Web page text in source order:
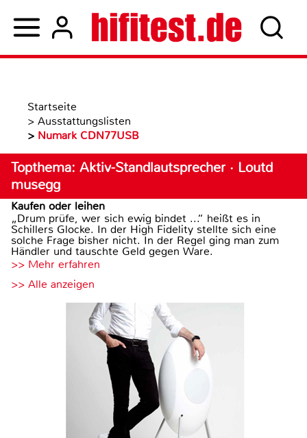
Startseite
> Ausstattungslisten
> Numark CDN77USB
Topthema: Aktiv-Standlautsprecher · Loutd
musegg
Kaufen oder leihen
„Drum prüfe, wer sich ewig bindet ...“ heißt es in
Schillers Glocke. In der High Fidelity stellte sich eine
solche Frage bisher nicht. In der Regel ging man zum
Händler und tauschte Geld gegen Ware.
>> Mehr erfahren
>> Alle anzeigen